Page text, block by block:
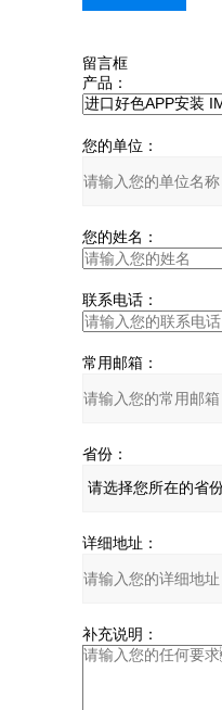
留言框
产品：
您的单位：
您的姓名：
联系电话：
常用邮箱：
省份：
详细地址：
补充说明：